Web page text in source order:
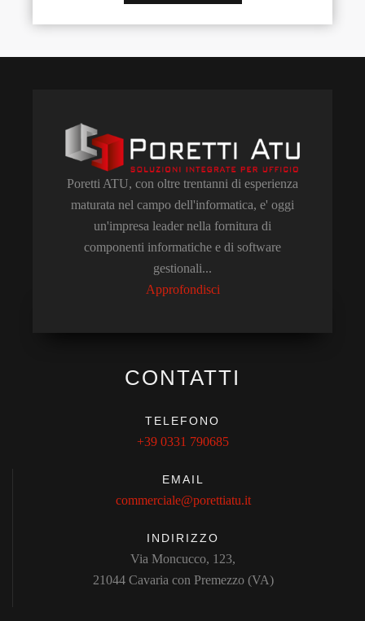
Poretti ATU, con oltre trentanni di esperienza
maturata nel campo dell'informatica, e' oggi
un'impresa leader nella fornitura di
componenti informatiche e di software
gestionali...
Approfondisci
CONTATTI
TELEFONO
+39 0331 790685
EMAIL
commerciale@porettiatu.it
INDIRIZZO
Via Moncucco, 123,
21044 Cavaria con Premezzo (VA)